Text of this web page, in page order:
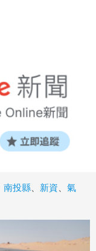
南投縣 新資
氣